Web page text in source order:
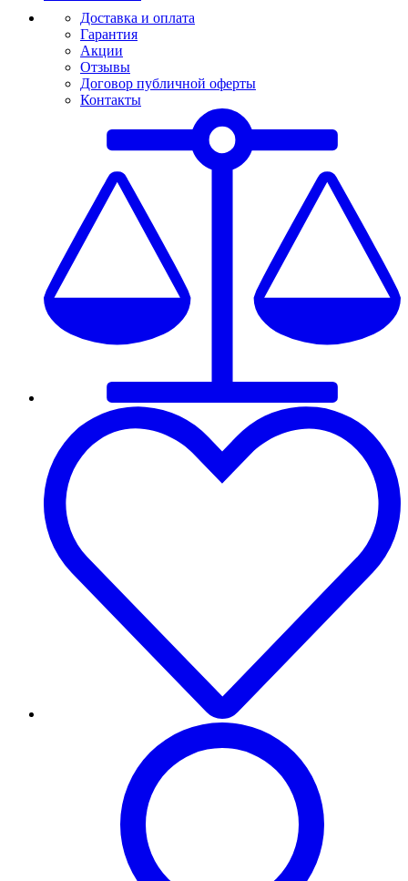
Доставка и оплата
Гарантия
Акции
Отзывы
Договор публичной оферты
Контакты